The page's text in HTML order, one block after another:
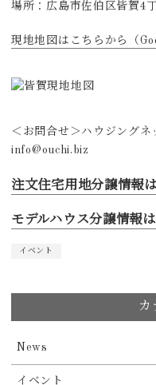
場所：広島市佐伯区皆賀4
現地地図はこちらから（
＜お問合せ＞ハウジン
info@ouchi.biz
注文住宅用地分譲情報
モデルハウス分譲情報
イベント
カ
News
イベント